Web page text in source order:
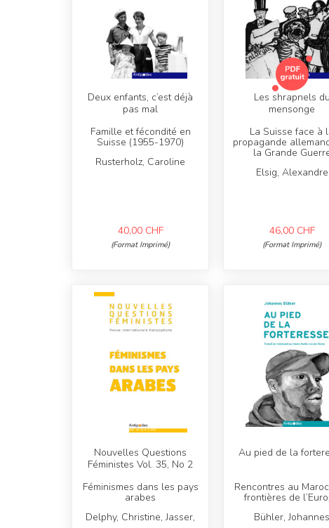
Deux enfants, c’est déjà
pas mal
Famille et fécondité en
Suisse (1955-1970)
Rusterholz, Caroline
40,00 CHF
(Format Imprimé)
Les shrapnels du
mensonge
La Suisse face à
propagande
la Grande
Elsig, Alexandre
46,00 CHF
(Format Imprimé)
Nouvelles Questions
Féministes Vol. 35, No 2
Féminismes dans les pays
arabes
Delphy, Christine, Jasser,
Au pied de la
Rencontres au
frontières de
Bühler, Johannes